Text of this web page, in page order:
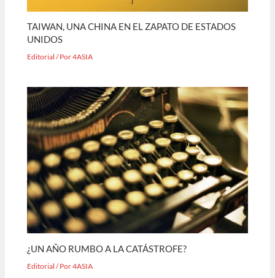
TAIWAN, UNA CHINA EN EL ZAPATO DE ESTADOS
UNIDOS
Editorial / Por4ASIA
¿UN AÑO RUMBO A LA CATÁSTROFE?
Editorial / Por4ASIA